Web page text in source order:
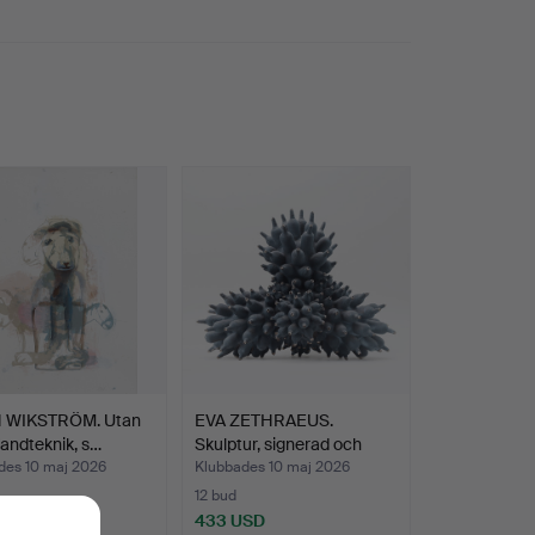
WIKSTRÖM. Utan
s…
10 maj 2026
EVA ZETHRAEUS.
Skulptur, signerad och
date…
Klubbades 10 maj 2026
12 bud
433 USD